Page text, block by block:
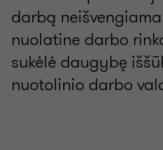
darbą
nuolatine darbo
sukėlė daugybę
nuotolinio darbo